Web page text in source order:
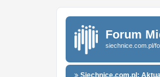
Forum
siechnice.com.pl/
Siechnice.com.pl: